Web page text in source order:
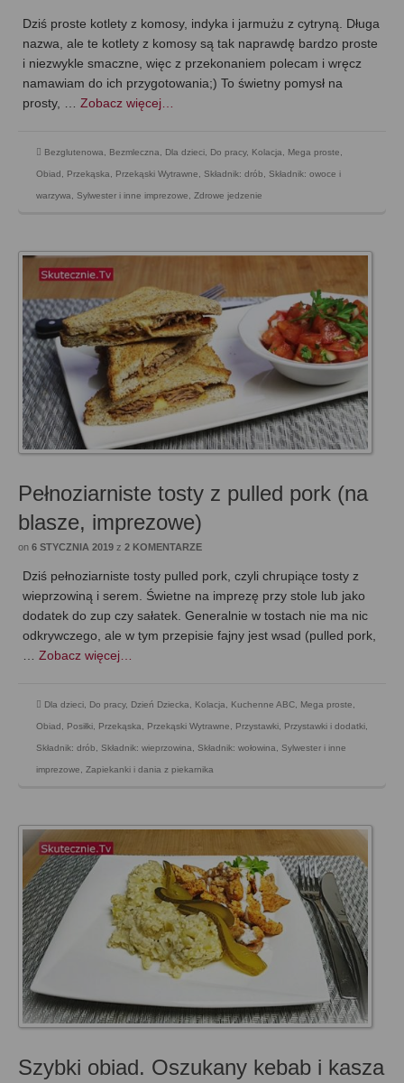
Dziś proste kotlety z komosy, indyka i jarmużu z cytryną. Długa
nazwa, ale te kotlety z komosy są tak naprawdę bardzo proste
i niezwykle smaczne, więc z przekonaniem polecam i wręcz
namawiam do ich przygotowania;) To świetny pomysł na
prosty, … Zobacz więcej…
Bezglutenowa Bezmleczna Dla dzieci Do pracy, Kolacja Mega proste
Obiad Przekąska Przekąski Wytrawne Składnik: drób Składnik: owoce i
warzywa Sylwester i inne imprezowe Zdrowe jedzenie
Pełnoziarniste tosty z pulled pork (na
blasze, imprezowe)
on 6 STYCZNIA 2019 z 2 KOMENTARZE
Dziś pełnoziarniste tosty pulled pork, czyli chrupiące tosty z
wieprzowiną i serem. Świetne na imprezę przy stole lub jako
dodatek do zup czy sałatek. Generalnie w tostach nie ma nic
odkrywczego, ale w tym przepisie fajny jest wsad (pulled pork,
Zobacz więcej…
Dla dzieci Do pracy, Dzień Dziecka Kolacja Kuchenne ABC Mega proste
Obiad Posiłki Przekąska Przekąski Wytrawne Przystawki Przystawki i dodatki
Składnik: drób Składnik: wieprzowina Składnik: wołowina Sylwester i inne
imprezowe Zapiekanki i dania z piekarnika
Szybki obiad. Oszukany kebab i kasza